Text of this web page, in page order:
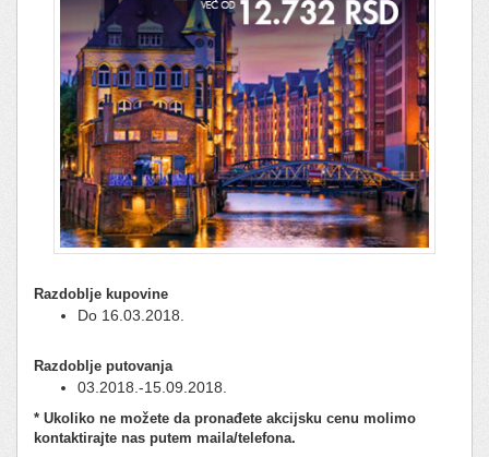
Razdoblje kupovine
Do 16.03.2018.
Razdoblje putovanja
03.2018.-15.09.2018.
* Ukoliko ne možete da pronađete akcijsku cenu molimo
kontaktirajte nas putem maila/telefona.